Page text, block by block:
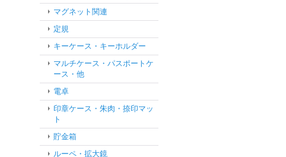
マグネット関連
定規
キーケース・キーホルダー
マルチケース・パスポートケ
ース・他
電卓
印章ケース・朱肉・捺印マッ
ト
貯金箱
ルーペ・拡大鏡